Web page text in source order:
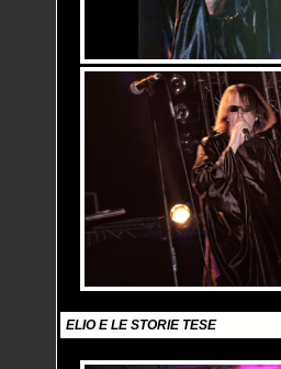
ELIO E LE STORIE TESE